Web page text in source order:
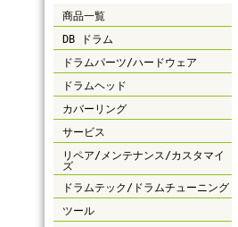
商品一覧
DB ドラム
ドラムパーツ/ハードウェア
ドラムヘッド
カバーリング
サービス
リペア/メンテナンス/カスタマイ
ズ
ドラムテック/ドラムチューニング
ツール